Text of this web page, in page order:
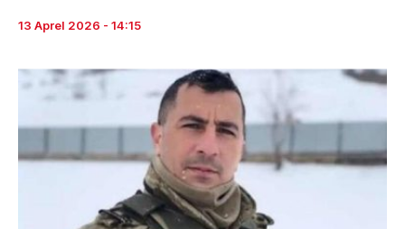
13 Aprel 2026 - 14:15